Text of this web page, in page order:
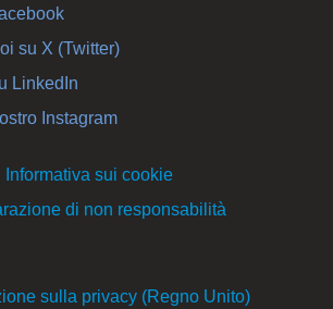
su X (Twitter)
LinkedIn
Instagram
Informativa sui cookie
di non responsabilità
sulla privacy (Regno Unito)